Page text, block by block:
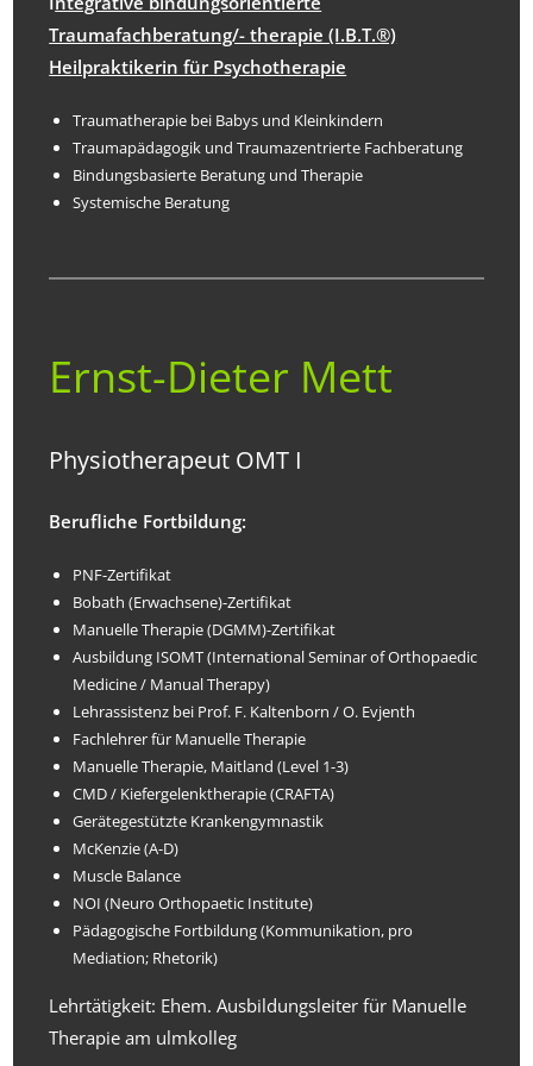
Traumafachberatung/- therapie (I.B.T.®️)
Heilpraktikerin für Psychotherapie
Traumatherapie bei Babys und Kleinkindern
Traumapädagogik und Traumazentrierte Fachberatung
Bindungsbasierte Beratung und Therapie
Systemische Beratung
Ernst-Dieter Mett
Physiotherapeut OMT I
Berufliche Fortbildung:
PNF-Zertifikat
Bobath (Erwachsene)-Zertifikat
Manuelle Therapie (DGMM)-Zertifikat
Ausbildung ISOMT (International Seminar of Orthopaedic
Medicine / Manual Therapy)
Lehrassistenz bei Prof. F. Kaltenborn / O. Evjenth
Fachlehrer für Manuelle Therapie
Manuelle Therapie, Maitland (Level 1-3)
CMD / Kiefergelenktherapie (CRAFTA)
Gerätegestützte Krankengymnastik
McKenzie (A-D)
Muscle Balance
NOI (Neuro Orthopaetic Institute)
Pädagogische Fortbildung (Kommunikation, pro
Mediation; Rhetorik)
Lehrtätigkeit: Ehem. Ausbildungsleiter für Manuelle
Therapie am ulmkolleg